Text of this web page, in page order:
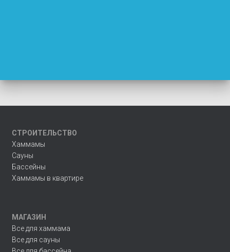
СТРОИТЕЛЬСТВО
Хаммамы
Сауны
Бассейны
Хаммамы в квартире
МАГАЗИН
Все для хаммама
Все для сауны